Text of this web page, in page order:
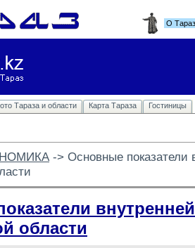
О
Тараза и области Карта Тараза Гостиницы
-> Основные показатели
области